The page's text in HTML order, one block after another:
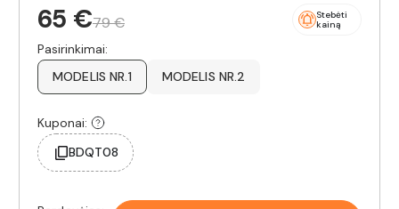
65 €79 €
Stebėti
kainą
Pasirinkimai:
MODELIS NR.1
MODELIS NR.2
Kuponai:
BDQT08